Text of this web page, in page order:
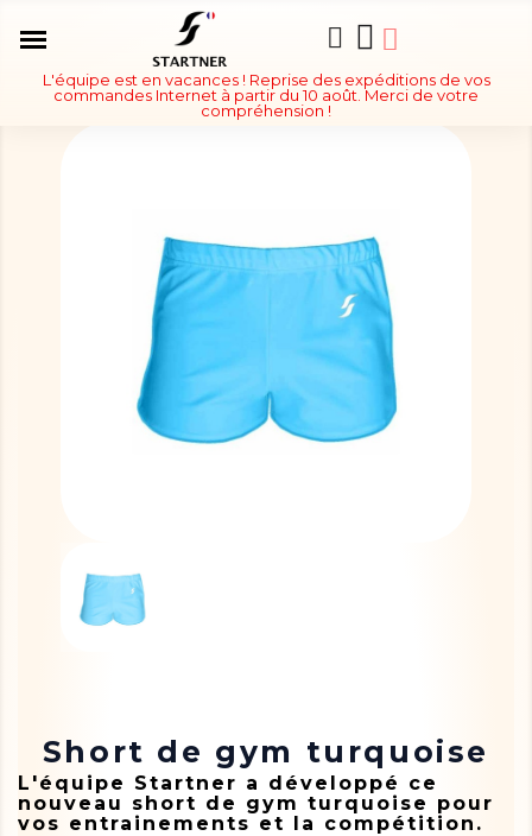
L'équipe est en vacances ! Reprise des expéditions de vos
commandes Internet à partir du 10 août. Merci de votre
compréhension !
Short de gym turquoise
L'équipe Startner a développé ce
nouveau short de gym turquoise pour
vos entrainements et la compétition.